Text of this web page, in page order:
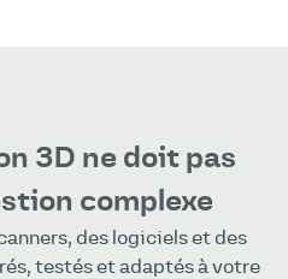
3D ne doit pas
complexe
des logiciels et des
testés et adaptés à votre